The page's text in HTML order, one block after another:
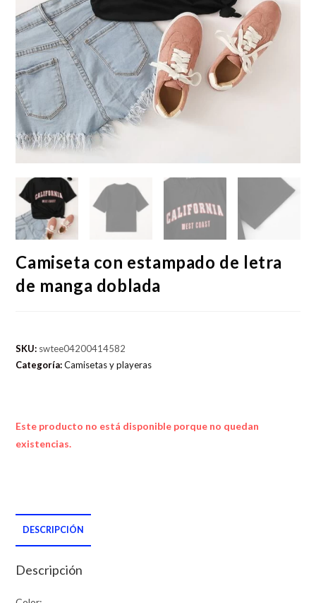
Camiseta con estampado de letra
de manga doblada
SKU: swtee04200414582
Categoría:Camisetas y playeras
Este producto no está disponible porque no quedan
existencias.
DESCRIPCIÓN
Descripción